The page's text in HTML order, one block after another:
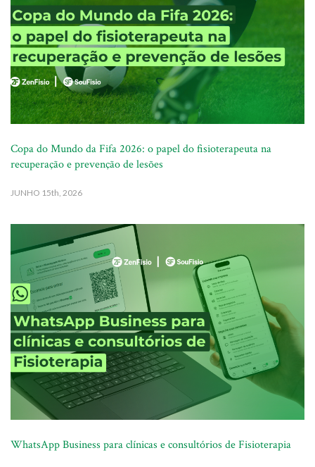
Copa do Mundo da Fifa 2026: o papel do fisioterapeuta na
recuperação e prevenção de lesões
JUNHO 15th, 2026
WhatsApp Business para clínicas e consultórios de Fisioterapia